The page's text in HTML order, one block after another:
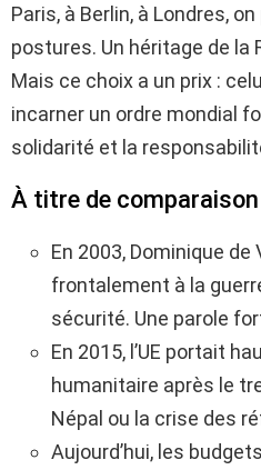
Paris, à Berlin, à Londres,
postures. Un héritage de la
Mais ce choix a un prix :
incarner un ordre mondial
solidarité et la
À titre de comparaison
En 2003, Dominique de
frontalement à la
sécurité. Une parole
En 2015, l’UE portait
humanitaire après le
Népal ou la crise des
Aujourd’hui, les